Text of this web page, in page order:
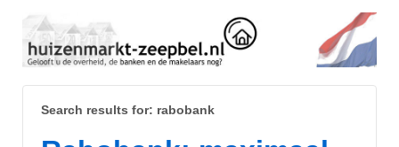
Search results for: rabobank